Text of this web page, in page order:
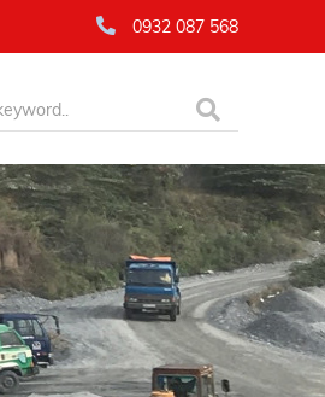
0932 087 568